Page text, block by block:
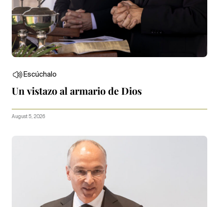
Escúchalo
Un vistazo al armario de Dios
August 5, 2026